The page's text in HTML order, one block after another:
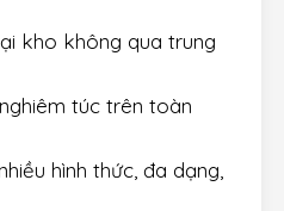
kho không qua trung
túc trên toàn
hình thức, đa dạng,